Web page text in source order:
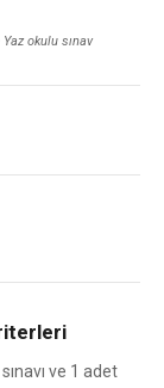
okulu sınav
ve 1 adet